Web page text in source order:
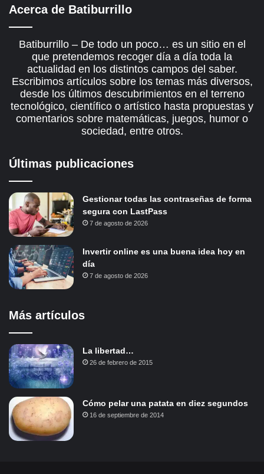
Acerca de Batiburrillo
Batiburrillo – De todo un poco… es un sitio en el
que pretendemos recoger día a día toda la
actualidad en los distintos campos del saber.
Escribimos artículos sobre los temas más diversos,
desde los últimos descubrimientos en el terreno
tecnológico, científico o artístico hasta propuestas y
comentarios sobre matemáticas, juegos, humor o
sociedad, entre otros.
Últimas publicaciones
Gestionar todas las contraseñas de forma
segura con LastPass
7 de agosto de 2026
Invertir online es una buena idea hoy en
día
7 de agosto de 2026
Más artículos
La libertad…
26 de febrero de 2015
Cómo pelar una patata en diez segundos
16 de septiembre de 2014